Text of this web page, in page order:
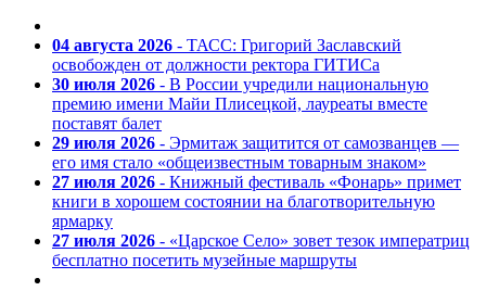
04 августа 2026 - ТАСС: Григорий Заславский
освобожден от должности ректора ГИТИСа
30 июля 2026 - В России учредили национальную
премию имени Майи Плисецкой, лауреаты вместе
поставят балет
29 июля 2026 - Эрмитаж защитится от самозванцев —
его имя стало «общеизвестным товарным знаком»
27 июля 2026 - Книжный фестиваль «Фонарь» примет
книги в хорошем состоянии на благотворительную
ярмарку
27 июля 2026 - «Царское Село» зовет тезок императриц
бесплатно посетить музейные маршруты